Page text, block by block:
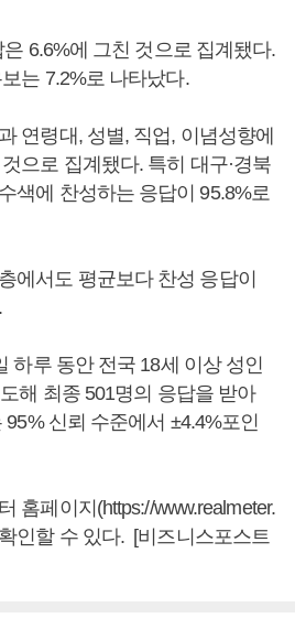
은 6.6%에 그친 것으로 집계됐다.
는 7.2%로 나타났다.
연령대, 성별, 직업, 이념성향에
으로 집계됐다. 특히 대구·경북
색에 찬성하는 응답이 95.8%로
에서도 평균보다 찬성 응답이
하루 동안 전국 18세 이상 성인
해 최종 501명의 응답을 받아
신뢰 수준에서 ±4.4%포인
홈페이지(https://www.realmeter.
인할 수 있다. [비즈니스포스트